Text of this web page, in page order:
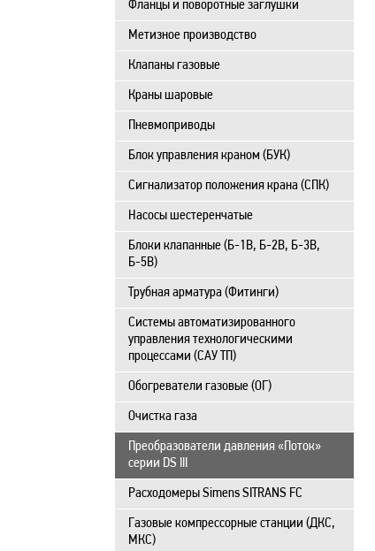
Фланцы и поворотные заглушки
Метизное производство
Клапаны газовые
Краны шаровые
Пневмоприводы
Блок управления краном (БУК)
Сигнализатор положения крана (СПК)
Насосы шестеренчатые
Блоки клапанные (Б-1В, Б-2В, Б-3В,
Б-5В)
Трубная арматура (Фитинги)
Системы автоматизированного
управления технологическими
процессами (САУ ТП)
Обогреватели газовые (ОГ)
Очистка газа
Преобразователи давления «Поток»
серии DS III
Расходомеры Simens SITRANS FC
Газовые компрессорные станции (ДКС,
МКС)